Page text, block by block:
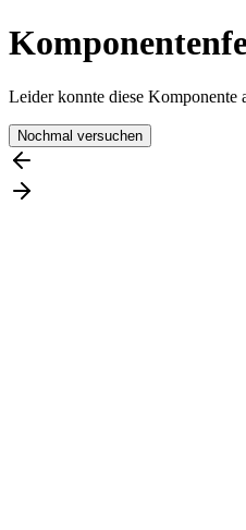
Leider konnte diese Komponente
Nochmal versuchen